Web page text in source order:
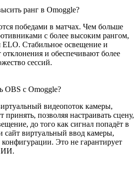
ранг в Omoggle?
победами в матчах. Чем больше
с более высоким рангом,
ELO. Стабильное освещение и
и обеспечивают более
сессий.
OBS с Omoggle?
видеопоток камеры,
принять, позволяя настраивать сцену,
до того как сигнал попадёт в
сайт виртуальный ввод камеры,
конфигурации. Это не гарантирует
ИИ.